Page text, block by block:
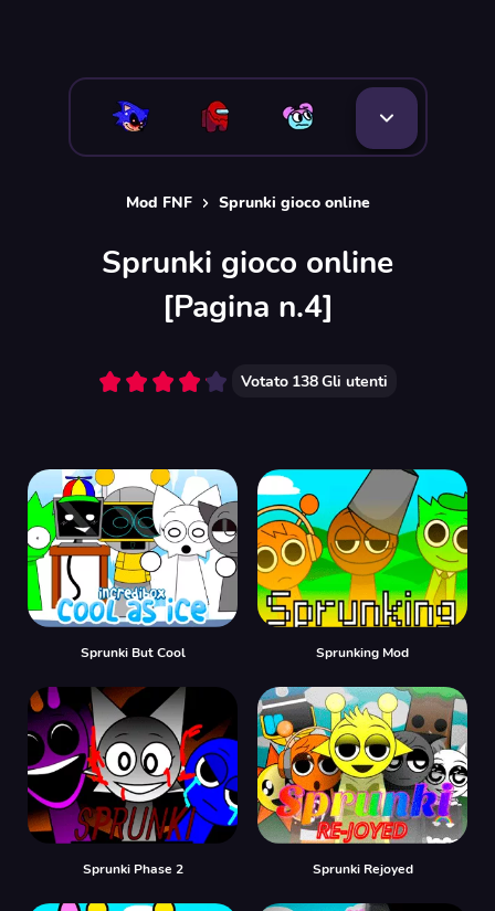
Mod FNF Sprunki gioco online
Sprunki gioco online
[Pagina n.4]
Votato 138Gli utenti
Sprunki But Cool Sprunking Mod
Sprunki Phase 2 Sprunki Rejoyed